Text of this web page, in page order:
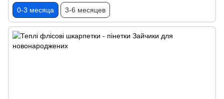
0-3 месяца 3-6 месяцев